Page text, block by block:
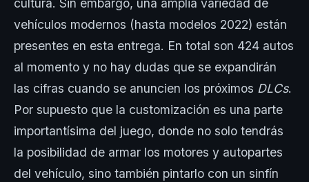
cultura. Sin embargo, una amplia variedad de
vehículos modernos (hasta modelos 2022) están
presentes en esta entrega. En total son 424 autos
al momento y no hay dudas que se expandirán
las cifras cuando se anuncien los próximos DLCs.
Por supuesto que la customización es una parte
importantísima del juego, donde no solo tendrás
la posibilidad de armar los motores y autopartes
del vehículo, sino también pintarlo con un sinfín